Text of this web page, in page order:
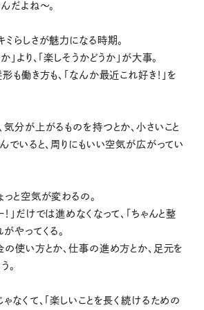
だよね〜。
ミらしさが魅力になる時期。
」より、「楽しそうかどうか」が大事。
も働き方も、「なんか最近これ好き！」を
気分が上がるものを持つとか、小さいこと
でいると、周りにもいい空気が広がってい
っと空気が変わるの。
」だけでは進めなくなって、「ちゃんと整
やってくる。
の使い方とか、仕事の進め方とか、足元を
。
なくて、「楽しいことを長く続けるための